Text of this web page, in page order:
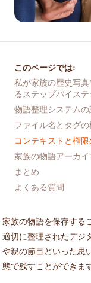
このページでは:
私が家族の歴史写
るステップバイス
物語整理システム
ファイル名とタグ
コンテキストと権
家族の物語アーカ
まとめ
よくある質問
家族の物語を保存する
適切に整理されたデジ
や親の節目といった思
態で残すことができま